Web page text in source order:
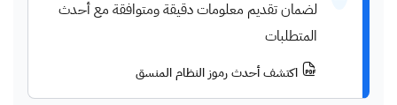
لضمان تقديم معلومات دقيقة ومتوافقة مع أحدث
المتطلبات
اكتشف أحدث رموز النظام المنسق